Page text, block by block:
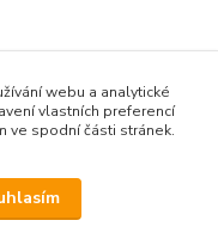
webu a analytické
vlastních preferencí
ve spodní části stránek.